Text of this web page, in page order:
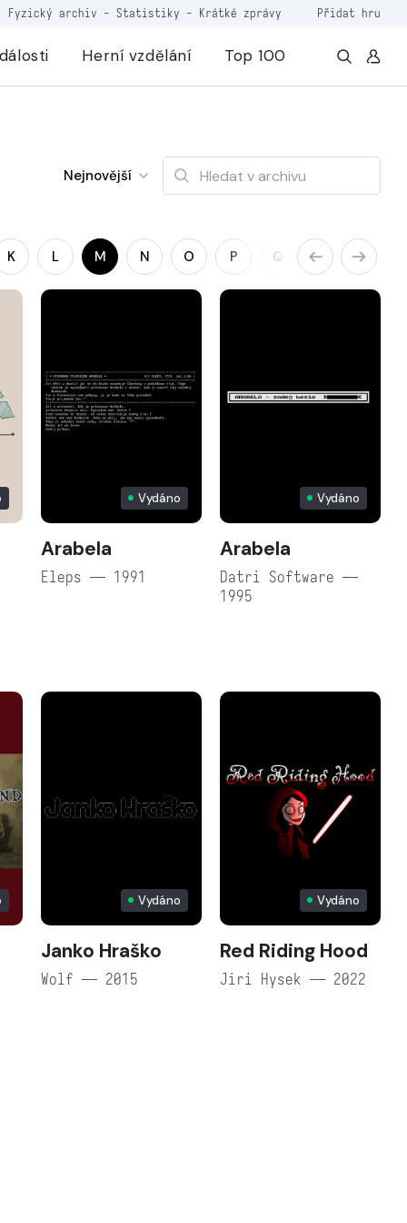
Fyzický archiv - Statistiky - Krátké zprávy Přidat hru
Herní vzdělání Top 100
Nejnovější
K L M N O P Q R S
Vydáno
Arabela
Eleps — 1991
Vydáno
Arabela
Datri Software —
1995
Vydáno
Janko Hraško
Wolf — 2015
Vydáno
Red Riding Hood
Jiri Hysek — 2022